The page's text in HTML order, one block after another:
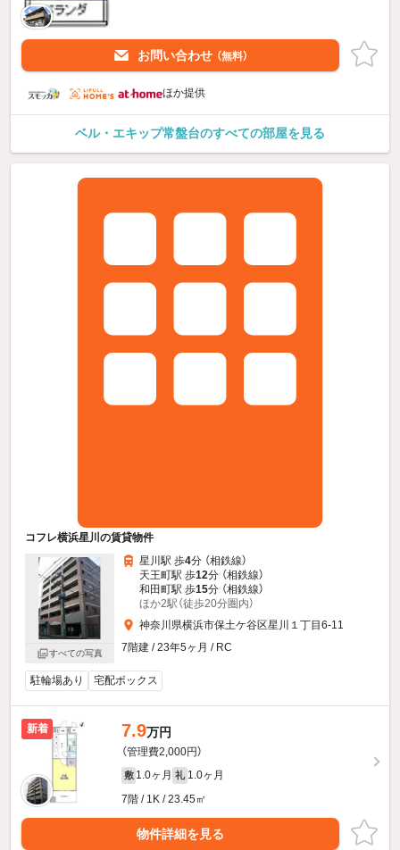
お問い合わせ （無料）
ほか提供
ベル・エキップ常盤台のすべての部屋を見る
コフレ横浜星川の賃貸物件
すべての写真
星川駅 歩4分 （相鉄線）
天王町駅 歩12分 （相鉄線）
和田町駅 歩15分 （相鉄線）
ほか2駅（徒歩20分圏内）
神奈川県横浜市保土ケ谷区星川１丁目6-11
7階建 / 23年5ヶ月 / RC
駐輪場あり 宅配ボックス
新着 7.9万円
（管理費2,000円）
敷 1.0ヶ月 礼 1.0ヶ月
7階 / 1K / 23.45㎡
物件詳細を見る